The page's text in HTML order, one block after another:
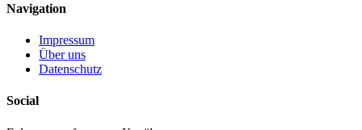
Navigation
Impressum
Über uns
Datenschutz
Social